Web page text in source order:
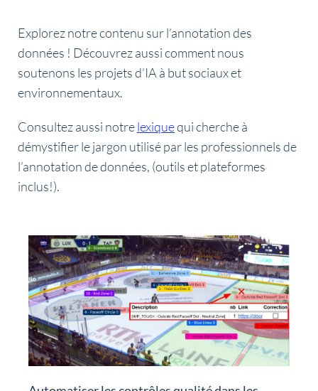
Explorez notre contenu sur l’annotation des
données ! Découvrez aussi comment nous
soutenons les projets d’IA à but sociaux et
environnementaux.
Consultez aussi notrelexiquequi cherche à
démystifier le jargon utilisé par les professionnels de
l’annotation de données, (outils et plateformes
inclus!).